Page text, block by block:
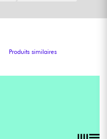
Produits similaires